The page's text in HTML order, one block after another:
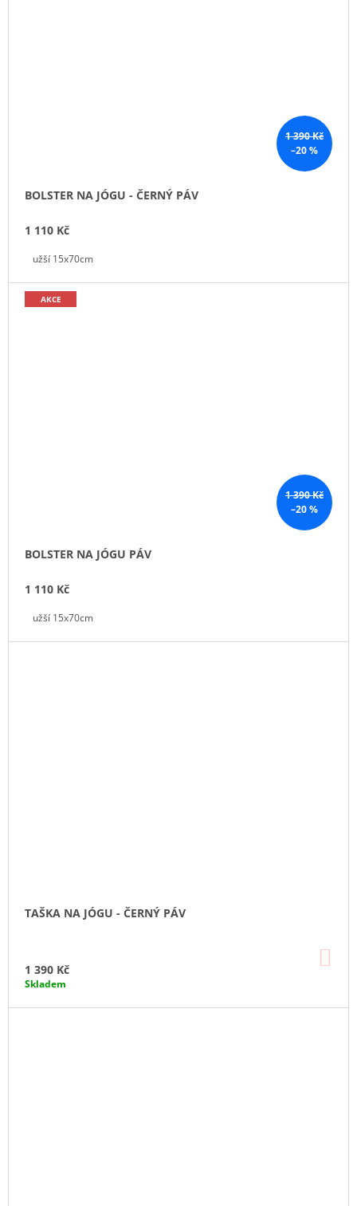
1 390 Kč
–20 %
BOLSTER NA JÓGU - ČERNÝ PÁV
1 110 Kč
užší 15x70cm
1 390 Kč
–20 %
AKCE
BOLSTER NA JÓGU PÁV
1 110 Kč
užší 15x70cm
TAŠKA NA JÓGU - ČERNÝ PÁV
1 390 Kč
Skladem